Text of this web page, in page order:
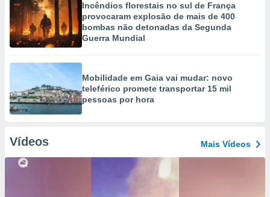
Incêndios florestais no sul de França
provocaram explosão de mais de 400
bombas não detonadas da Segunda
Guerra Mundial
Mobilidade em Gaia vai mudar: novo
teleférico promete transportar 15 mil
pessoas por hora
Vídeos Mais Vídeos